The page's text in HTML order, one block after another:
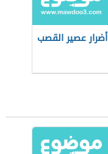
أضرار عصير القصب